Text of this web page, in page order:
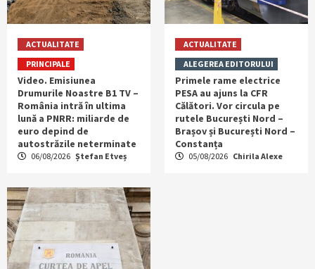
ACTUALITATE
PRINCIPALE
Video. Emisiunea
Drumurile Noastre B1 TV –
România intră în ultima
lună a PNRR: miliarde de
euro depind de
autostrăzile neterminate
06/08/2026 Ștefan Etveș
ACTUALITATE
ALEGEREA EDITORULUI
Primele rame electrice
PESA au ajuns la CFR
Călători. Vor circula pe
rutele București Nord –
Brașov și București Nord –
Constanța
05/08/2026 Chirila Alexe